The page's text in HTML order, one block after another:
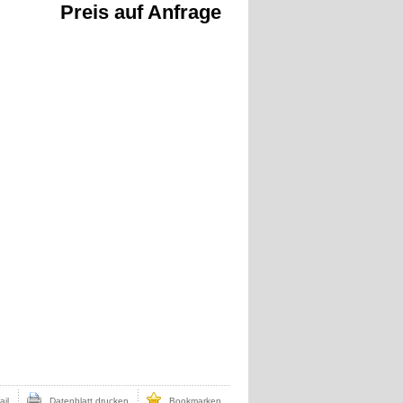
Preis auf Anfrage
Bookmarken
Datenblatt drucken